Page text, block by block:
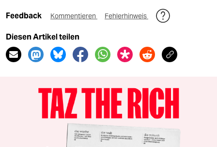
Feedback Kommentieren Fehlerhinweis
Diesen Artikel teilen